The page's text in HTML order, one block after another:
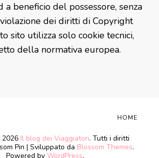
a beneficio del possessore, senza
dei diritti di Copyright
sito utilizza solo cookie tecnici,
della normativa europea.
Il blog dei Viaggiatori. Tutti i diritti
Pin | Sviluppato da Blossom Themes.
Powered by WordPress.
HOME